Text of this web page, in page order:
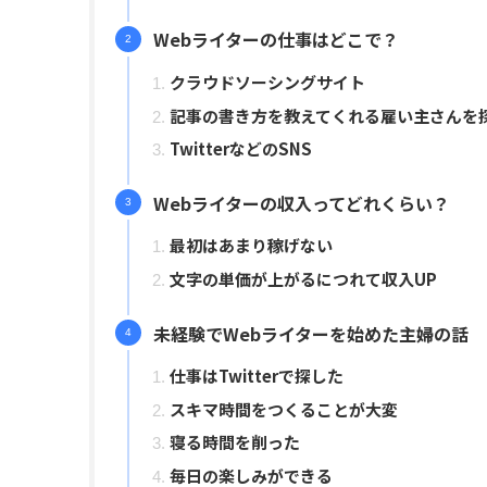
Webライターの仕事はどこで？
クラウドソーシングサイト
記事の書き方を教えてくれる雇い主さんを
TwitterなどのSNS
Webライターの収入ってどれくらい？
最初はあまり稼げない
文字の単価が上がるにつれて収入UP
未経験でWebライターを始めた主婦の話
仕事はTwitterで探した
スキマ時間をつくることが大変
寝る時間を削った
毎日の楽しみができる